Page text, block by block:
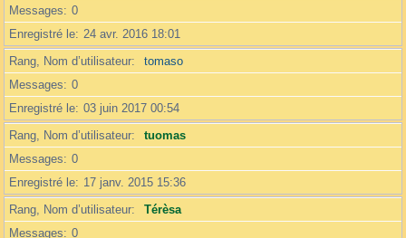
Messages
0
Enregistré le 24 avr. 2016 18:01
Rang, Nom d’utilisateur
tomaso
Messages
0
Enregistré le 03 juin 2017 00:54
Rang, Nom d’utilisateur
tuomas
Messages
0
Enregistré le
17 janv. 2015 15:36
Rang, Nom d’utilisateur
Térèsa
Messages
0